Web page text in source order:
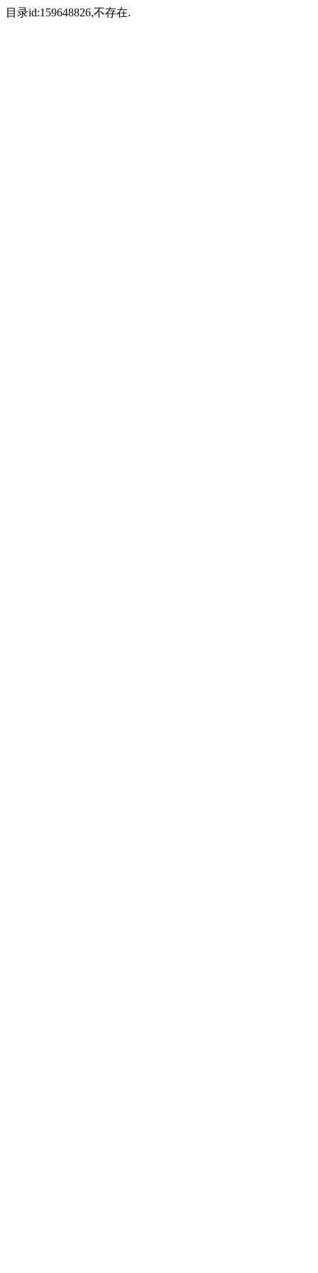
目录id:159648826,不存在.